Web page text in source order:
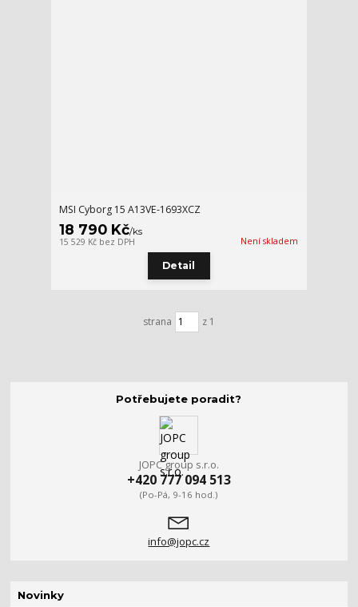
MSI Cyborg 15 A13VE-1693XCZ
18 790 Kč/ks
15 529 Kč bez DPH Není skladem
Detail
strana z 1
Potřebujete poradit?
JOPC group s.r.o.
+420 777 094 513
(Po-Pá, 9-16 hod.)
info@jopc.cz
Novinky